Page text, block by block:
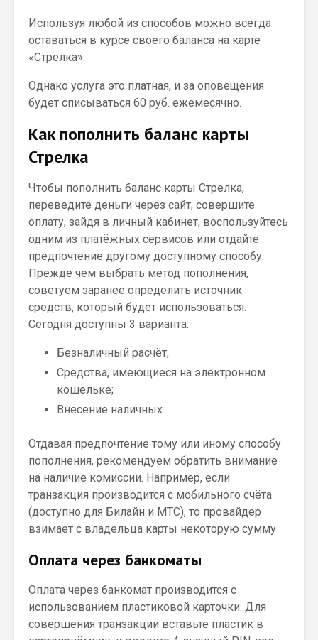
Используя любой из способов можно всегда
оставаться в курсе своего баланса на карте
«Стрелка».
Однако услуга это платная, и за оповещения
будет списываться 60 руб. ежемесячно.
Как пополнить баланс карты
Стрелка
Чтобы пополнить баланс карты Стрелка,
переведите деньги через сайт, совершите
оплату, зайдя в личный кабинет, воспользуйтесь
одним из платёжных сервисов или отдайте
предпочтение другому доступному способу.
Прежде чем выбрать метод пополнения,
советуем заранее определить источник
средств, который будет использоваться.
Сегодня доступны 3 варианта:
Безналичный расчёт;
Средства, имеющиеся на электронном
кошельке;
Внесение наличных.
Отдавая предпочтение тому или иному способу
пополнения, рекомендуем обратить внимание
на наличие комиссии. Например, если
транзакция производится с мобильного счёта
(доступно для Билайн и МТС), то провайдер
взимает с владельца карты некоторую сумму
Оплата через банкоматы
Оплата через банкомат производится с
использованием пластиковой карточки. Для
совершения транзакции вставьте пластик в